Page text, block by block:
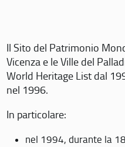
Il Sito del Patrimonio
Vicenza e le Ville del
World Heritage List dal
nel 1996.
In particolare:
nel 1994, durante la